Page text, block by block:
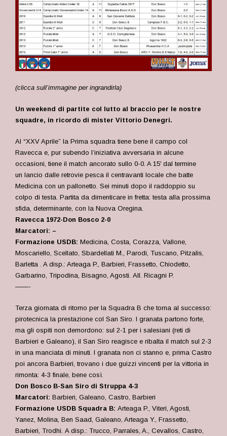
(clicca sull’immagine per ingrandirla)
Un weekend di partite col lutto al braccio per le nostre
squadre, in ricordo di mister Vittorio Denegri.
Al “XXV Aprile” la Prima squadra tiene bene il campo col
Ravecca e, pur subendo l’iniziativa avversaria in alcune
occasioni, tiene il match ancorato sullo 0-0. A 15′ dal termine
un lancio dalle retrovie pesca il centravanti locale che batte
Medicina con un pallonetto. Sei minuti dopo il raddoppio su
colpo di testa. Partita da dimenticare in fretta: testa alla prossima
sfida, determinante, con la Nuova Oregina.
Ravecca 1972-Don Bosco 2-0
Marcatori: –
Formazione USDB: Medicina, Costa, Corazza, Vallone,
Moscariello, Scellato, Sbardellati M., Parodi, Tuscano, Pitzalis,
Barletta . A disp.: Arteaga P., Barbieri, Frassetto, Chiodetto,
Garbarino, Tripodina, Bisagno, Agosti. All. Ricagni P.
——-
Terza giornata di ritorno per la Squadra B che torna al successo:
pirotecnica la prestazione col San Siro. I granata partono forte,
ma gli ospiti non demordono: sul 2-1 per i salesiani (reti di
Barbieri e Galeano), il San Siro reagisce e ribalta il match sul 2-3
in una manciata di minuti. I granata non ci stanno e, prima Castro
poi ancora Barbieri, trovano i due guizzi vincenti per la vittoria in
rimonta: 4-3 finale, bene così.
Don Bosco B-San Siro di Struppa 4-3
Marcatori: Barbieri, Galeano, Castro, Barbieri
Formazione USDB Squadra B: Arteaga P., Viteri, Agosti,
Yanez, Molina, Ben Saad, Galeano, Arteaga Y., Frassetto,
Barbieri, Trodhi. A disp.: Trucco, Parrales, A., Cevallos, Castro,